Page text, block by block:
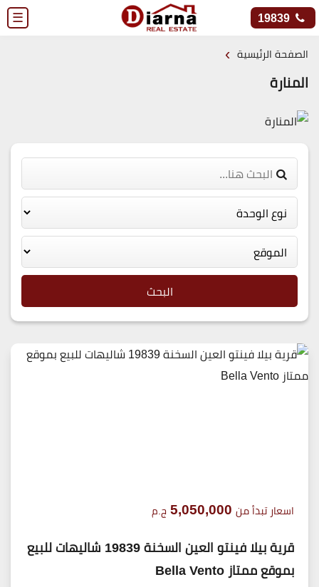
☰ 19839
الصفحة الرئيسية ›
المنارة
البحث
اسعار تبدأ من 5,050,000 ج.م
قرية بيلا فينتو العين السخنة 19839 شاليهات للبيع
بموقع ممتاز Bella Vento